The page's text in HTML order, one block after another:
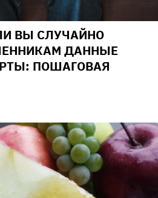
ВЫ СЛУЧАЙНО
ДАННЫЕ
ПОШАГОВАЯ